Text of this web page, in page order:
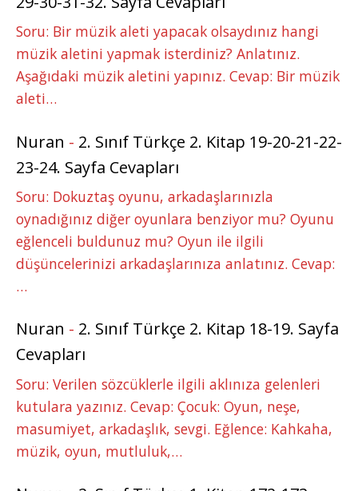
Soru: Bir müzik aleti yapacak olsaydınız hangi
müzik aletini yapmak isterdiniz? Anlatınız.
Aşağıdaki müzik aletini yapınız. Cevap: Bir müzik
aleti…
Nuran - 2. Sınıf Türkçe 2. Kitap 19-20-21-22-
23-24. Sayfa Cevapları
Soru: Dokuztaş oyunu, arkadaşlarınızla
oynadığınız diğer oyunlara benziyor mu? Oyunu
eğlenceli buldunuz mu? Oyun ile ilgili
düşüncelerinizi arkadaşlarınıza anlatınız. Cevap:
…
Nuran - 2. Sınıf Türkçe 2. Kitap 18-19. Sayfa
Cevapları
Soru: Verilen sözcüklerle ilgili aklınıza gelenleri
kutulara yazınız. Cevap: Çocuk: Oyun, neşe,
masumiyet, arkadaşlık, sevgi. Eğlence: Kahkaha,
müzik, oyun, mutluluk,…